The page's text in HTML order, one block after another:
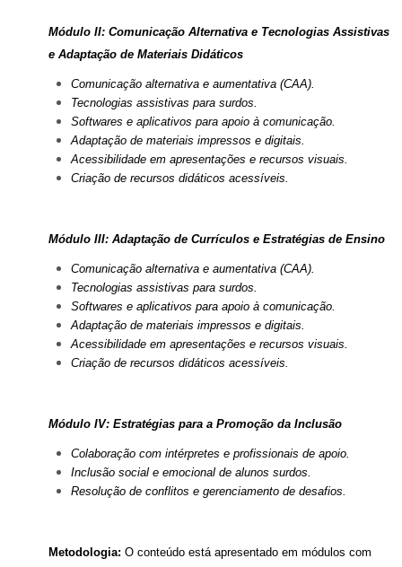
Módulo II: Comunicação Alternativa e Tecnologias Assistivas
e Adaptação de Materiais Didáticos
Comunicação alternativa e aumentativa (CAA).
Tecnologias assistivas para surdos.
Softwares e aplicativos para apoio à comunicação.
Adaptação de materiais impressos e digitais.
Acessibilidade em apresentações e recursos visuais.
Criação de recursos didáticos acessíveis.
Módulo III: Adaptação de Currículos e Estratégias de Ensino
Comunicação alternativa e aumentativa (CAA).
Tecnologias assistivas para surdos.
Softwares e aplicativos para apoio à comunicação.
Adaptação de materiais impressos e digitais.
Acessibilidade em apresentações e recursos visuais.
Criação de recursos didáticos acessíveis.
Módulo IV: Estratégias para a Promoção da Inclusão
Colaboração com intérpretes e profissionais de apoio.
Inclusão social e emocional de alunos surdos.
Resolução de conflitos e gerenciamento de desafios.
Metodologia: O conteúdo está apresentado em módulos com